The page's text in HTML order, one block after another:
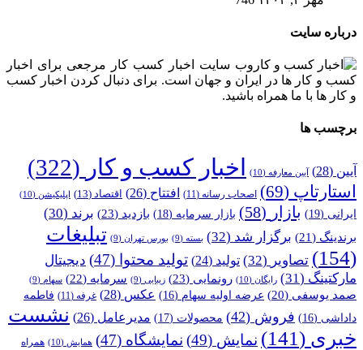
درباره سایت
وب سایت اخبار کسب کار مرجعی برای اخبار
کسب و کار ها در ایران و جهان است. برای دنبال کردن اخبار کسب
و کار ها با ما همراه باشید.
برچسب ها
آیین (28) آیین معارفه (10) اخبار کسب و کار (322)
استارتاپ (69) اصحاب رسانه (11) افتتاح (26) اقتصاد (13) اپلیکیشن (10)
ایرانی (19) بازار (58) بازار سرمایه (18) بازدید (23) برند (30)
برندینگ (21) برگزار شد (32) بسته (9) بورس تهران (9)
تبلیغات
(154)
تصاویر (32) تولید (24) تولید محتوا (47)
دیجیتال
مارکتینگ (31) رایگان (10) رونمایی (23) زیبایی (9) سرمایه (22) سهام (9)
صمد یوسفی (20) عرضه اولیه سهام (16) عکس (28) غرفه (11)
فاطمه
داداشی (16) فروش (42) محصولات (17) مدیرعامل (26)
نشست
خبری (141) نمایش (49) نمایشگاه (47) همایش (10) همراه